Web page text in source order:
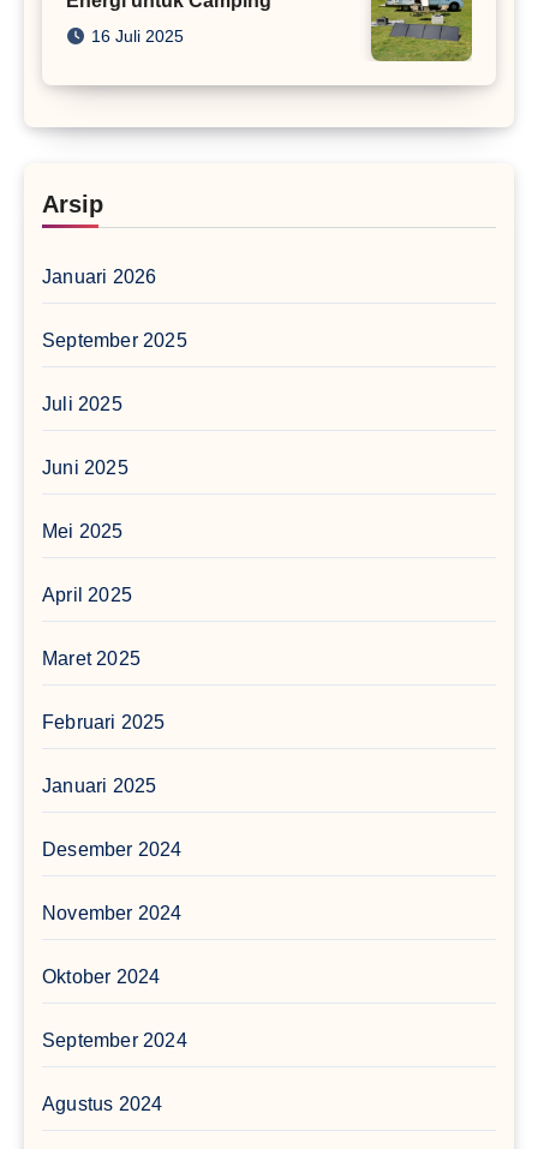
16 Juli 2025
Arsip
Januari 2026
September 2025
Juli 2025
Juni 2025
Mei 2025
April 2025
Maret 2025
Februari 2025
Januari 2025
Desember 2024
November 2024
Oktober 2024
September 2024
Agustus 2024